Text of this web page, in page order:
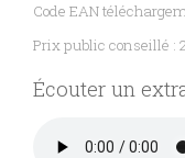
Code EAN
Prix public conseillé :
Écouter un